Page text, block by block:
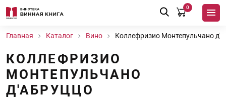
0
Главная Каталог Вино Коллефризио Монтепульчано
КОЛЛЕФРИЗИО
МОНТЕПУЛЬЧАНО
Д'АБРУЦЦО